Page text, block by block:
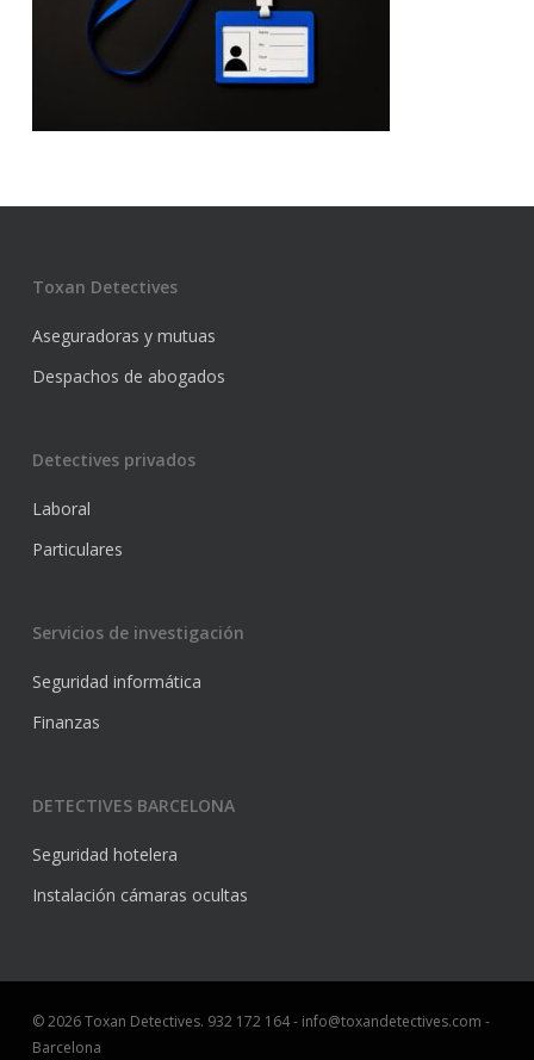
Toxan Detectives
Aseguradoras y mutuas
Despachos de abogados
Detectives privados
Laboral
Particulares
Servicios de investigación
Seguridad informática
Finanzas
DETECTIVES BARCELONA
Seguridad hotelera
Instalación cámaras ocultas
© 2026 Toxan Detectives. 932 172 164 - info@toxandetectives.com -
Barcelona